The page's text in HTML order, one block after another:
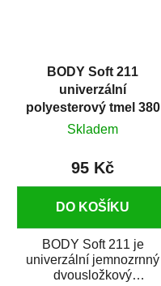
BODY Soft 211
univerzální
polyesterový tmel 380
g
Skladem
95 Kč
DO KOŠÍKU
BODY Soft 211 je
univerzální jemnozrnný
dvousložkový